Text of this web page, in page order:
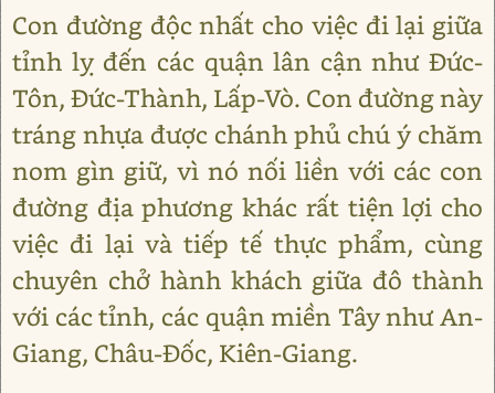
Con đường độc nhất cho việc đi lại giữa
tỉnh lỵ đến các quận lân cận như Đức-
Tôn, Đức-Thành, Lấp-Vò. Con đường này
tráng nhựa được chánh phủ chú ý chăm
nom gìn giữ, vì nó nối liền với các con
đường địa phương khác rất tiện lợi cho
việc đi lại và tiếp tế thực phẩm, cùng
chuyên chở hành khách giữa đô thành
với các tỉnh, các quận miền Tây như An-
Giang, Châu-Đốc, Kiên-Giang.